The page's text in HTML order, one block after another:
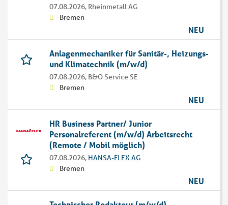
07.08.2026, Rheinmetall AG
Bremen
NEU
Anlagenmechaniker für Sanitär-, Heizungs-
und Klimatechnik (m/w/d)
07.08.2026, B&O Service SE
Bremen
NEU
HR Business Partner/ Junior
Personalreferent (m/w/d) Arbeitsrecht
(Remote / Mobil möglich)
07.08.2026, HANSA-FLEX AG
Bremen
NEU